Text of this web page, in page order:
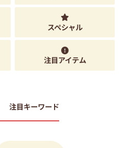
スペシャル
注目アイテム
注目キーワード